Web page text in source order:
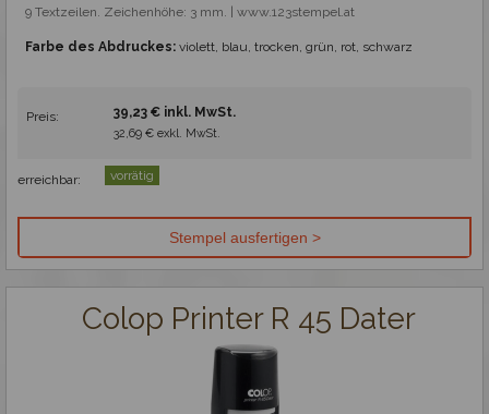
9 Textzeilen. Zeichenhöhe: 3 mm. | www.123stempel.at
Farbe des Abdruckes: violett, blau, trocken, grün, rot, schwarz
Preis: 39,23 € inkl. MwSt.
32,69 € exkl. MwSt.
erreichbar: vorrätig
Colop Printer R 45 Dater